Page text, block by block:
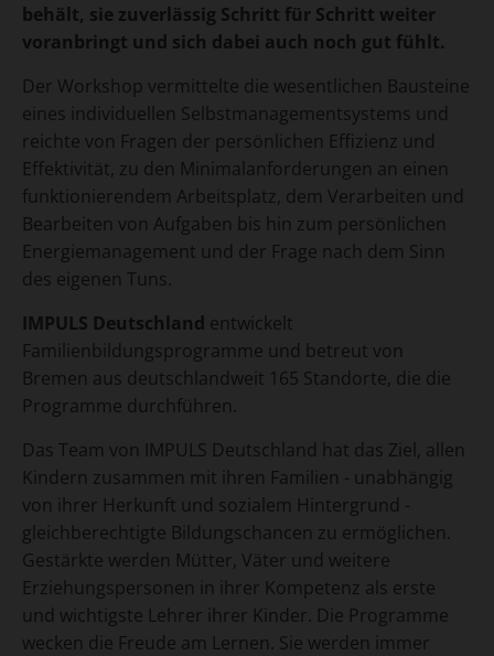
behält, sie zuverlässig Schritt für Schritt weiter
voranbringt und sich dabei auch noch gut fühlt.
Der Workshop vermittelte die wesentlichen Bausteine
eines individuellen Selbstmanagementsystems und
reichte von Fragen der persönlichen Effizienz und
Effektivität, zu den Minimalanforderungen an einen
funktionierendem Arbeitsplatz, dem Verarbeiten und
Bearbeiten von Aufgaben bis hin zum persönlichen
Energiemanagement und der Frage nach dem Sinn
des eigenen Tuns.
IMPULS Deutschland entwickelt
Familienbildungsprogramme und betreut von
Bremen aus deutschlandweit 165 Standorte, die die
Programme durchführen.
Das Team von IMPULS Deutschland hat das Ziel, allen
Kindern zusammen mit ihren Familien - unabhängig
von ihrer Herkunft und sozialem Hintergrund -
gleichberechtigte Bildungschancen zu ermöglichen.
Gestärkte werden Mütter, Väter und weitere
Erziehungspersonen in ihrer Kompetenz als erste
und wichtigste Lehrer ihrer Kinder. Die Programme
wecken die Freude am Lernen. Sie werden immer